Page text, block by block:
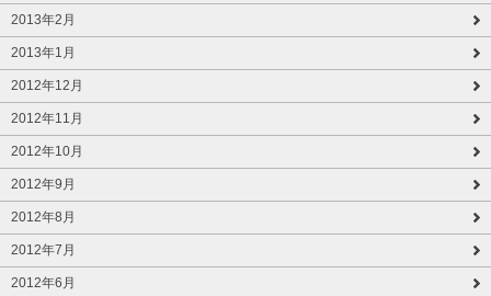
2013年2月
2013年1月
2012年12月
2012年11月
2012年10月
2012年9月
2012年8月
2012年7月
2012年6月